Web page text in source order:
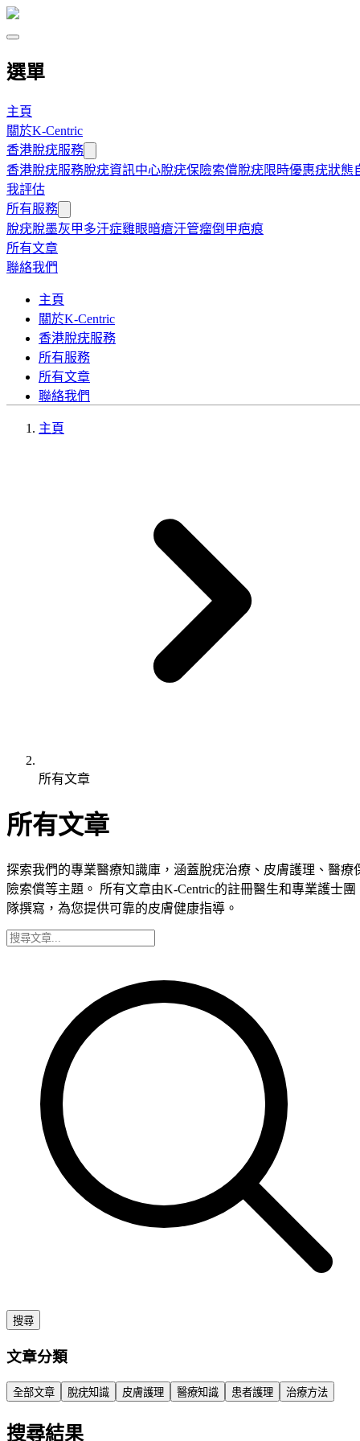
選單
主頁
關於K-Centric
香港脫疣服務
香港脫疣服務脫疣資訊中心脫疣保險索償脫疣限時優惠疣狀態
我評估
所有服務
脫疣脫墨灰甲多汗症雞眼暗瘡汗管瘤倒甲疤痕
所有文章
聯絡我們
主頁
關於K-Centric
香港脫疣服務
所有服務
所有文章
聯絡我們
主頁
所有文章
所有文章
探索我們的專業醫療知識庫，涵蓋脫疣治療、皮膚護理、醫療
險索償等主題。 所有文章由K-Centric的註冊醫生和專業護士團
隊撰寫，為您提供可靠的皮膚健康指導。
搜尋
文章分類
全部文章 脫疣知識 皮膚護理 醫療知識 患者護理 治療方法
搜尋結果